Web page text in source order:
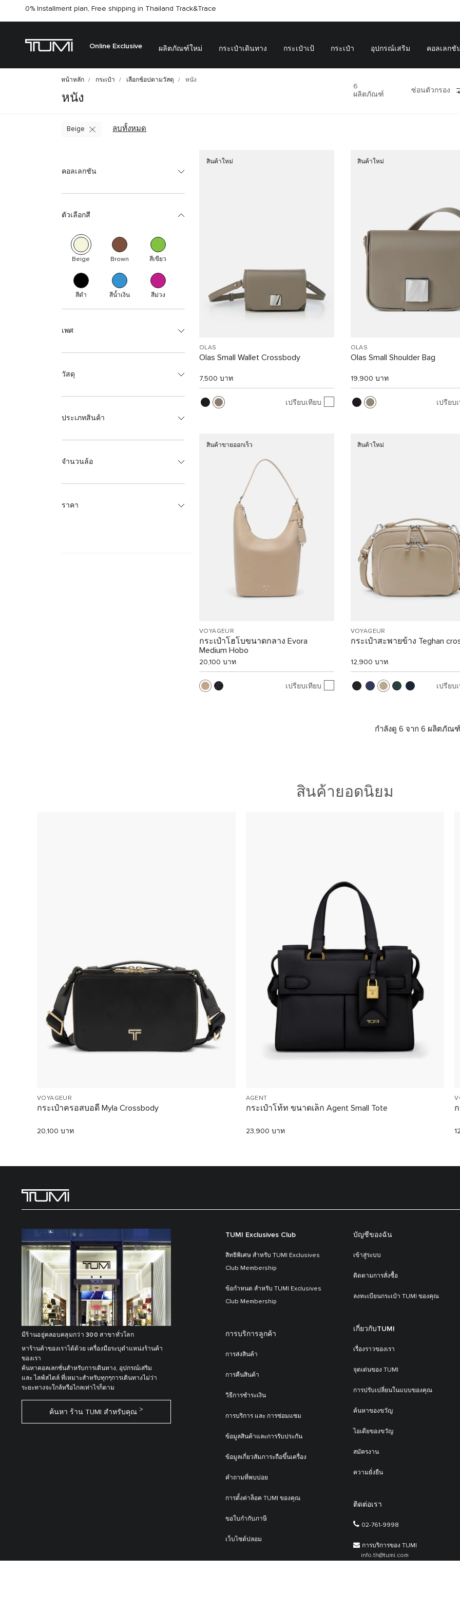
0% Installment plan, Free shipping in Thailand Track&Trace
Online Exclusive ผลิตภัณฑ์ใหม่ กระเป๋าเดินทาง กระเป๋าเป้ กระเป๋า อุปกรณ์เสริม คอลเลกชั
หน้าหลัก กระเป๋า เลือกช้อปตามวัสดุ หนัง
หนัง
6
ผลิตภัณฑ์
ซ่อนตัวกรอง
ลบทั้งหมด
Beige
คอลเลกชัน
ตัวเลือกสี
Beige Brown สีเขียว
สีดำ สีน้ำเงิน สีม่วง
เพศ
วัสดุ
ประเภทสินค้า
จำนวนล้อ
ราคา
สินค้าใหม่
OLAS
Olas Small Wallet Crossbody
7,500 บาท
เปรียบเทียบ
สินค้าใหม่
OLAS
Olas Small Shoulder Bag
19,900 บาท
เปรียบ
สินค้าขายออกเร็ว
VOYAGEUR
กระเป๋าโฮโบขนาดกลาง Evora
Medium Hobo
20,100 บาท
เปรียบเทียบ
สินค้าใหม่
VOYAGEUR
กระเป๋าสะพายข้าง Teghan
12,900 บาท
เปรียบ
กำลังดู 6 จาก 6 ผลิตภัณ
สินค้ายอดนิยม
VOYAGEUR
กระเป๋าครอสบอดี้ Myla Crossbody
20,100 บาท
AGENT
กระเป๋าโท้ท ขนาดเล็ก Agent Small Tote
23,900 บาท
มีร้านอยู่คลอบคลุมกว่า 300 สาขาทั่วโลก
หาร้านค้าของเราได้ด้วย เครื่องมือระบุตำแหน่งร้านค้า
ของเรา
ค้นหาคอลเลกชั่นสำหรับการเดินทาง, อุปกรณ์เสริม
และ ไลฟ์สไตล์ ที่เหมาะสำหรับทุกๆการเดินทางไม่ว่า
ระยะทางจะใกล้หรือไกลเท่าไรก็ตาม
ค้นหา ร้าน TUMI สำหรับคุณ
TUMI Exclusives Club
สิทธิพิเศษ สำหรับ TUMI Exclusives
Club Membership
ข้อกำหนด สำหรับ TUMI Exclusives
Club Membership
การบริการลูกค้า
การส่งสินค้า
การคืนสินค้า
วิธีการชำระเงิน
การบริการ และ การซ่อมแซม
ข้อมูลสินค้าและการรับประกัน
ข้อมูลเกี่ยวสัมภาระถือขึ้นเครื่อง
คำถามที่พบบ่อย
การตั้งค่าล็อค TUMI ของคุณ
ขอใบกำกับภาษี
เว็บไซต์ปลอม
บัญชีของฉัน
เข้าสู่ระบบ
ติดตามการสั่งซื้อ
ลงทะเบียนกระเป๋า TUMI ของคุณ
เกี่ยวกับTUMI
เรื่องราวของเรา
จุดเด่นของ TUMI
การปรับเปลี่ยนในแบบของคุณ
ค้นหาของขวัญ
ไอเดียของขวัญ
สมัครงาน
ความยั่งยืน
ติดต่อเรา
02-761-9998
การบริการของ TUMI
info.th@tumi.com